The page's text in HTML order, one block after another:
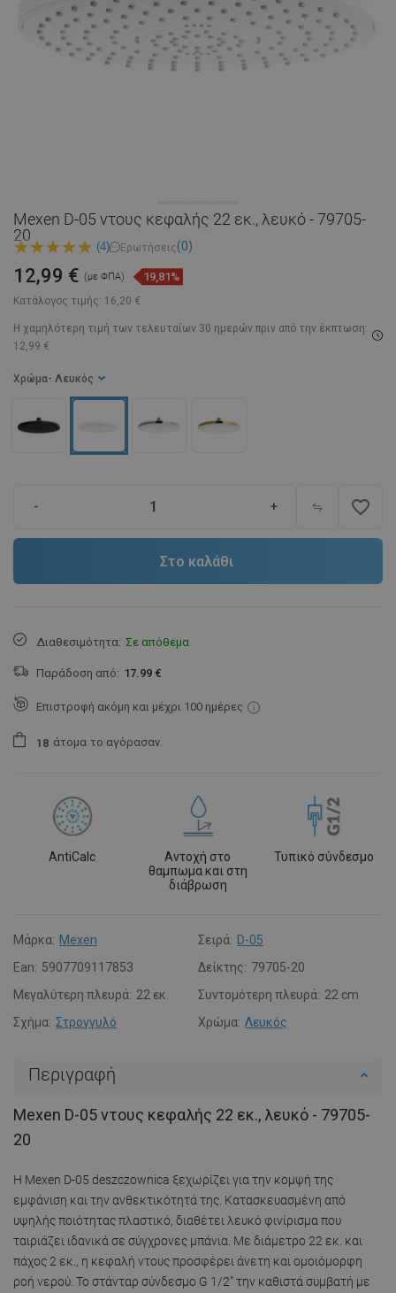
Mexen D-05 ντους κεφαλής 22 εκ., λευκό - 79705-
20
(4) Ερωτήσεις(0)
Κατάλογος τιμής: 16,20 €
12,99 € (με ΦΠΑ) 19,81%
Η χαμηλότερη τιμή των τελευταίων 30 ημερών πριν από την έκπτωση:
12,99 €
Χρώμα - Λευκός
- + favorite_border
Στο καλάθι
Διαθεσιμότητα: Σε απόθεμα
Παράδοση από: 17.99 €
Επιστροφή ακόμη και μέχρι 100 ημέρες
1 8 άτομα το αγόρασαν.
AntiCalc
Αντοχή στο
θαμπωμα και στη
διάβρωση
Τυπικό σύνδεσμο
Μάρκα: Mexen Σειρά: D-05
Ean: 5907709117853 Δείκτης: 79705-20
Μεγαλύτερη πλευρά: 22 εκ. Συντομότερη πλευρά: 22 cm
Σχήμα: Στρογγυλό Χρώμα: Λευκός
Περιγραφή
Mexen D-05 ντους κεφαλής 22 εκ., λευκό - 79705-
20
Η Mexen D-05 deszczownica ξεχωρίζει για την κομψή της
εμφάνιση και την ανθεκτικότητά της. Κατασκευασμένη από
υψηλής ποιότητας πλαστικό, διαθέτει λευκό φινίρισμα που
ταιριάζει ιδανικά σε σύγχρονες μπάνια. Με διάμετρο 22 εκ. και
πάχος 2 εκ., η κεφαλή ντους προσφέρει άνετη και ομοιόμορφη
ροή νερού. Το στάνταρ σύνδεσμο G 1/2" την καθιστά συμβατή με